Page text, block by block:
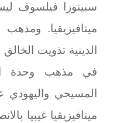
سبينوزا فيلسوف
ميتافيزيقيا.
الدينية تذويت
في مذهب وحدة
المسيحي
ميتافيزيقيا غيبيا